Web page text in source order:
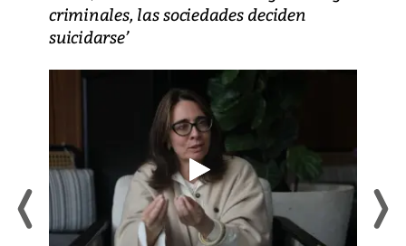
criminales, las sociedades deciden
suicidarse’